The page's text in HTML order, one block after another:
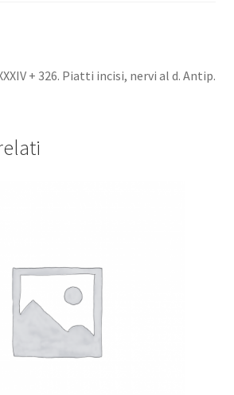
+ 326. Piatti incisi, nervi al d. Antip.